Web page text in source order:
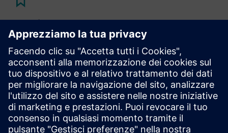
Leggi
eBook
| Una guida per ingegneri alla gestione dei dati e alla
collaborazione CAD basata su cloud
White paper| Unificazione della progettazione ECAD-MCAD
PCB tramite best practice collaborative
Infografica| Sfide CAD comuni e come affrontarle